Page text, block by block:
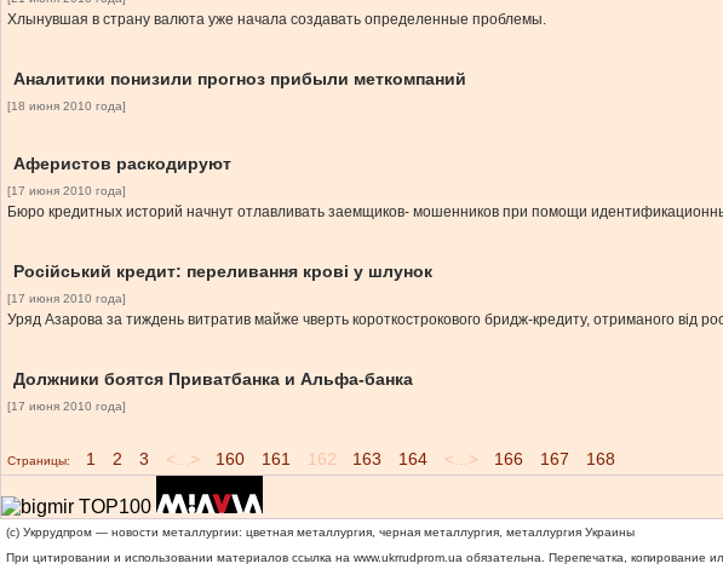
Хлынувшая в страну валюта уже начала создавать определенные проблемы.
Аналитики понизили прогноз прибыли меткомпаний
[18 июня 2010 года]
Аферистов раскодируют
[17 июня 2010 года]
Бюро кредитных историй начнут отлавливать заемщиков- мошенников при помощи
Російський кредит: переливання крові у шлунок
[17 июня 2010 года]
Уряд Азарова за тиждень витратив майже чверть короткострокового бридж-кредиту, отриманого від
Должники боятся Приватбанка и Альфа-банка
[17 июня 2010 года]
Страницы: 1 2 3 <...> 160 161 162 163 164 <...> 166 167 168
(c) Укррудпром — новости металлургии: цветная металлургия, черная металлургия, металлургия Украины
При цитировании и использовании материалов ссылка на www.ukrrudprom.ua обязательна. Перепечатка, копирование